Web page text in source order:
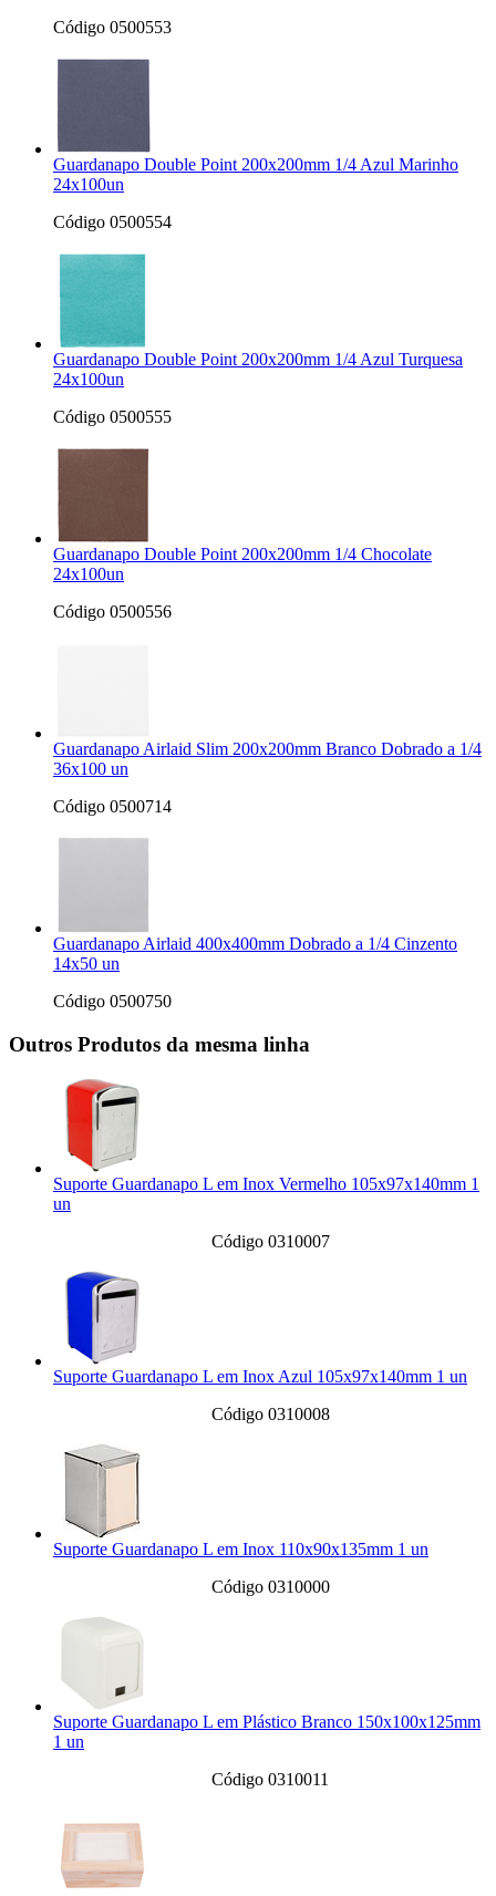
Código 0500553
Guardanapo Double Point 200x200mm 1/4 Azul Marinho
24x100un
Código 0500554
Guardanapo Double Point 200x200mm 1/4 Azul Turquesa
24x100un
Código 0500555
Guardanapo Double Point 200x200mm 1/4 Chocolate
24x100un
Código 0500556
Guardanapo Airlaid Slim 200x200mm Branco Dobrado a 1/4
36x100 un
Código 0500714
Guardanapo Airlaid 400x400mm Dobrado a 1/4 Cinzento
14x50 un
Código 0500750
Outros Produtos da mesma linha
Suporte Guardanapo L em Inox Vermelho 105x97x140mm 1
un
Código 0310007
Suporte Guardanapo L em Inox Azul 105x97x140mm 1 un
Código 0310008
Suporte Guardanapo L em Inox 110x90x135mm 1 un
Código 0310000
Suporte Guardanapo L em Plástico Branco 150x100x125mm
1 un
Código 0310011